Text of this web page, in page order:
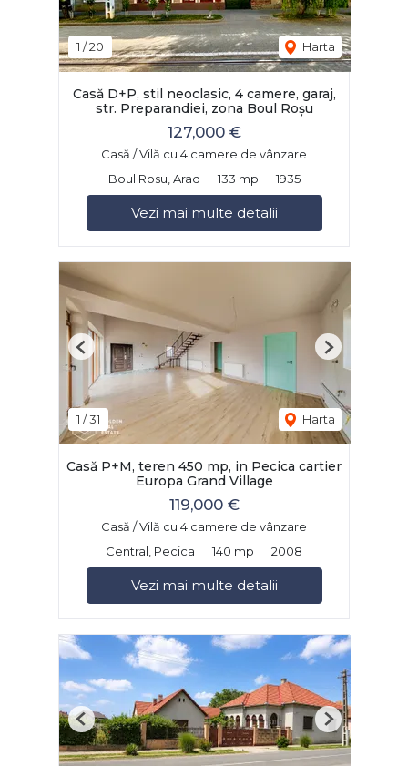
1 /20 Harta
Casă D+P, stil neoclasic, 4 camere, garaj,
str. Preparandiei, zona Boul Roșu
127,000 €
Casă / Vilă cu 4 camere de vânzare
Boul Rosu, Arad
133 mp 1935
Vezi mai multe detalii
1 /31 Harta
Previous Next
Casă P+M, teren 450 mp, in Pecica cartier
Europa Grand Village
119,000 €
Casă / Vilă cu 4 camere de vânzare
Central, Pecica
140 mp 2008
Vezi mai multe detalii
Previous Next